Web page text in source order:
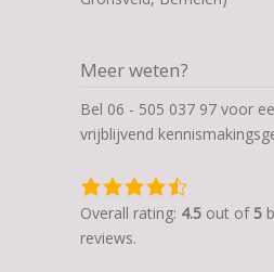
Meer weten?
Bel 06 - 505 037 97 voor
vrijblijvend
4,5
rating
based
Overall rating: 4.5 out of 5
reviews.